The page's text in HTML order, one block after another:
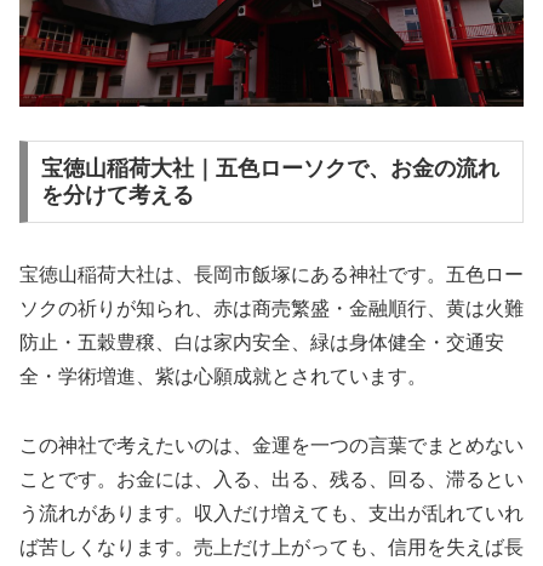
宝徳山稲荷大社｜五色ローソクで、お金の流れ
を分けて考える
宝徳山稲荷大社は、長岡市飯塚にある神社です。五色ロー
ソクの祈りが知られ、赤は商売繁盛・金融順行、黄は火難
防止・五穀豊穣、白は家内安全、緑は身体健全・交通安
全・学術増進、紫は心願成就とされています。
この神社で考えたいのは、金運を一つの言葉でまとめない
ことです。お金には、入る、出る、残る、回る、滞るとい
う流れがあります。収入だけ増えても、支出が乱れていれ
ば苦しくなります。売上だけ上がっても、信用を失えば長